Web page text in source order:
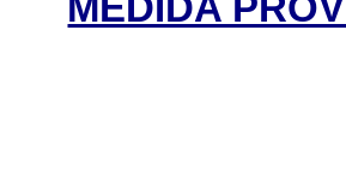
MEDIDA